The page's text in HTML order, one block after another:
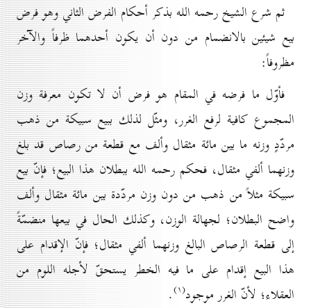
ثم شرع الشيخ رحمه الله بذكر أحكام الفرض الثاني وهو فرض
بيع شيئين بالانضمام من دون أن يكون أحدهما ظرفاً والآخر
مظروفاً:
فأوّل ما فرضه في المقام هو فرض أن لا تكون معرفة وزن
المجموع كافية لرفع الغرر، ومثّل لذلك ببيع سبيكة من ذهب
مردّدٍ وزنه ما بين مائة مثقال وألف مع قطعة من رصاص قد بلغ
وزنهما ألفي مثقال، فحكم رحمه الله ببطلان هذا البيع؛ فإنّ بيع
سبيكة مثلاً من ذهب من دون وزن مردّدة بين مائة مثقال وألف
واضح البطلان؛ لجهالة الوزن، وكذلك الحال في بيعها منضمّةً
إلى قطعة الرصاص البالغ وزنهما ألفي مثقال؛ فإنّ الإقدام على
هذا البيع إقدام على ما فيه الخطر يستحقّ لأجله اللوم من
العقلاء؛ لأنّ الغرر موجود(۱) .